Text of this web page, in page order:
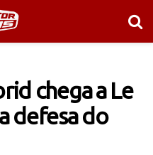
chega a Le
defesa do